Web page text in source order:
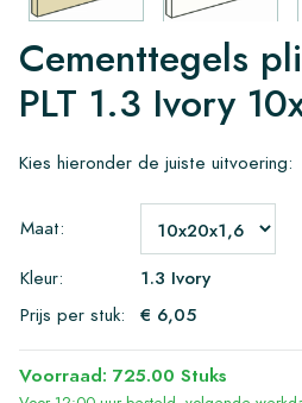
Cementtegels
PLT 1.3 Ivory
Kies hieronder de juiste uitvoering:
Maat:
Kleur:
1.3 Ivory
Prijs per stuk:
€ 6,05
Voorraad: 725.00 Stuks